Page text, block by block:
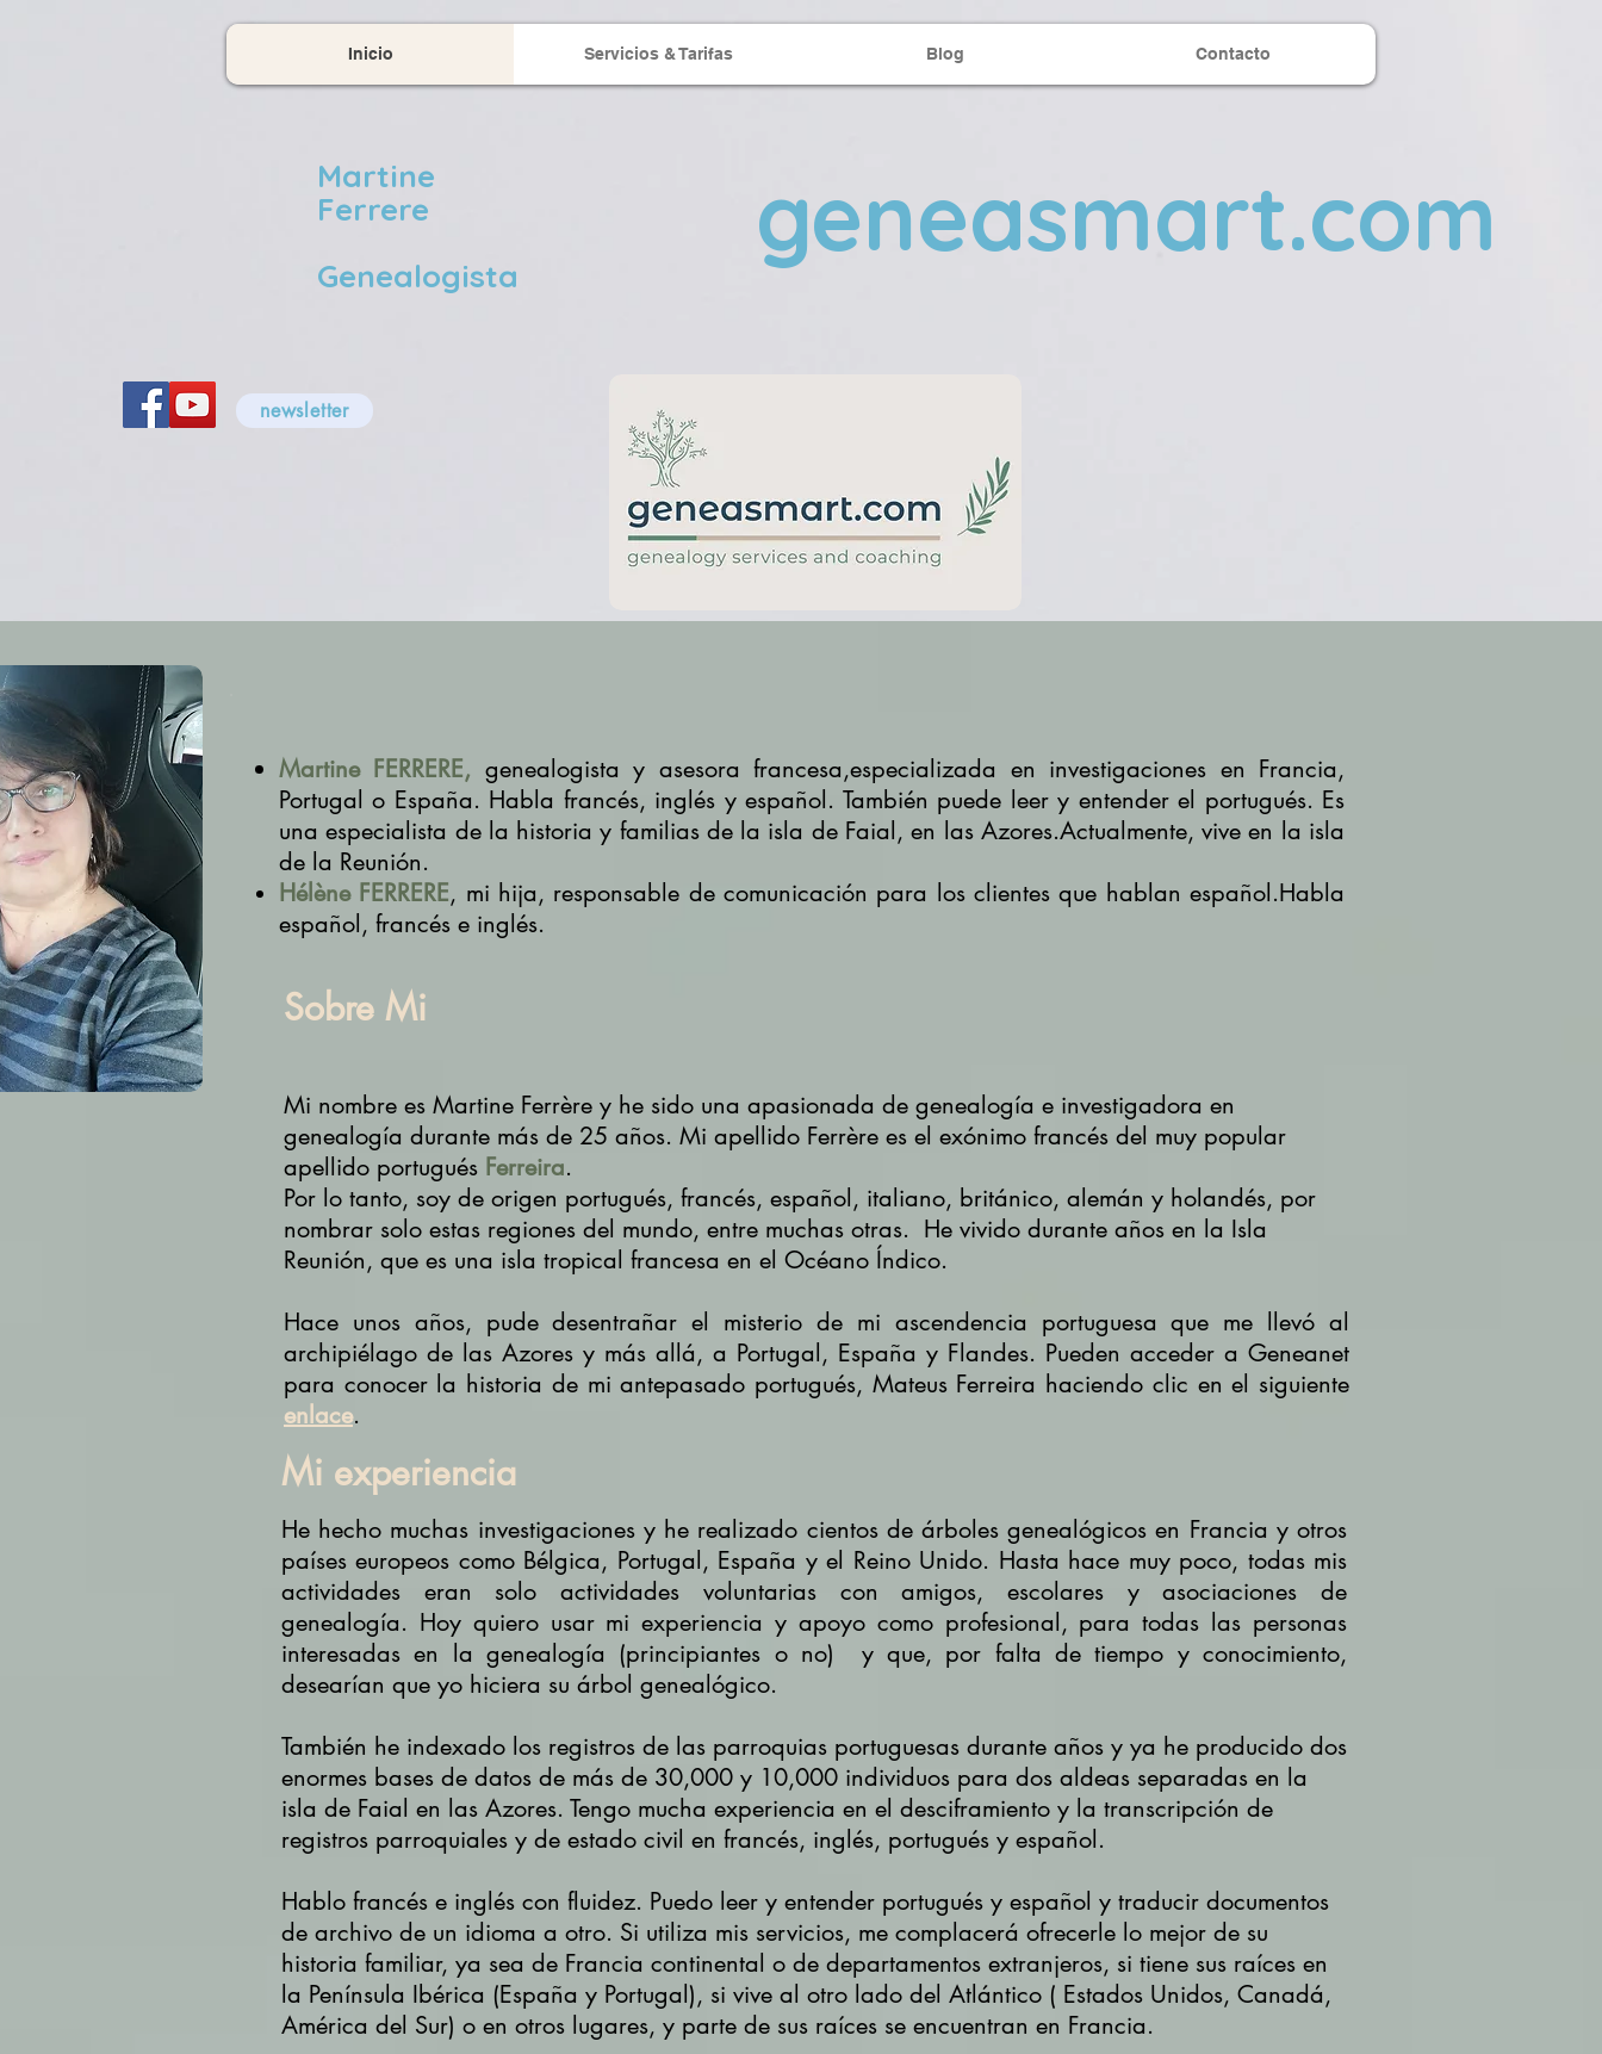
Inicio Servicios & Tarifas Blog Contacto
Martine
Ferrere
Genealogista
geneasmart.com
newsletter
Martine FERRERE, genealogista y asesora francesa,especializada en investigaciones en Francia,
Portugal o España. Habla francés, inglés y español. También puede leer y entender el portugués. Es
una especialista de la historia y familias de la isla de Faial, en las Azores.Actualmente, vive en la isla
de la Reunión.
Hélène FERRERE, mi hija, responsable de comunicación para los clientes que hablan español.Habla
español, francés e inglés.
Sobre Mi
Mi nombre es Martine Ferrère y he sido una apasionada de genealogía e investigadora en
genealogía durante más de 25 años. Mi apellido Ferrère es el exónimo francés del muy popular
apellido portugués Ferreira.
Por lo tanto, soy de origen portugués, francés, español, italiano, británico, alemán y holandés, por
nombrar solo estas regiones del mundo, entre muchas otras. He vivido durante años en la Isla
Reunión, que es una isla tropical francesa en el Océano Índico.
Hace unos años, pude desentrañar el misterio de mi ascendencia portuguesa que me llevó al
archipiélago de las Azores y más allá, a Portugal, España y Flandes. Pueden acceder a Geneanet
para conocer la historia de mi antepasado portugués, Mateus Ferreira haciendo clic en el siguiente
enlace.
Mi experiencia
He hecho muchas investigaciones y he realizado cientos de árboles genealógicos en Francia y otros
países europeos como Bélgica, Portugal, España y el Reino Unido. Hasta hace muy poco, todas mis
actividades eran solo actividades voluntarias con amigos, escolares y asociaciones de
genealogía. Hoy quiero usar mi experiencia y apoyo como profesional, para todas las personas
interesadas en la genealogía (principiantes o no) y que, por falta de tiempo y conocimiento,
desearían que yo hiciera su árbol genealógico.
También he indexado los registros de las parroquias portuguesas durante años y ya he producido dos
enormes bases de datos de más de 30,000 y 10,000 individuos para dos aldeas separadas en la
isla de Faial en las Azores. Tengo mucha experiencia en el desciframiento y la transcripción de
registros parroquiales y de estado civil en francés, inglés, portugués y español.
Hablo francés e inglés con fluidez. Puedo leer y entender portugués y español y traducir documentos
de archivo de un idioma a otro. Si utiliza mis servicios, me complacerá ofrecerle lo mejor de su
historia familiar, ya sea de Francia continental o de departamentos extranjeros, si tiene sus raíces en
la Península Ibérica (España y Portugal), si vive al otro lado del Atlántico ( Estados Unidos, Canadá,
América del Sur) o en otros lugares, y parte de sus raíces se encuentran en Francia.